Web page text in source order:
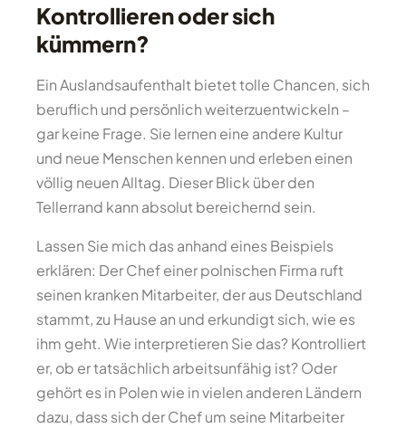
Kontrollieren oder sich
kümmern?
Ein Auslandsaufenthalt bietet tolle Chancen, sich
beruflich und persönlich weiterzuentwickeln –
gar keine Frage. Sie lernen eine andere Kultur
und neue Menschen kennen und erleben einen
völlig neuen Alltag. Dieser Blick über den
Tellerrand kann absolut bereichernd sein.
Lassen Sie mich das anhand eines Beispiels
erklären: Der Chef einer polnischen Firma ruft
seinen kranken Mitarbeiter, der aus Deutschland
stammt, zu Hause an und erkundigt sich, wie es
ihm geht. Wie interpretieren Sie das? Kontrolliert
er, ob er tatsächlich arbeitsunfähig ist? Oder
gehört es in Polen wie in vielen anderen Ländern
dazu, dass sich der Chef um seine Mitarbeiter